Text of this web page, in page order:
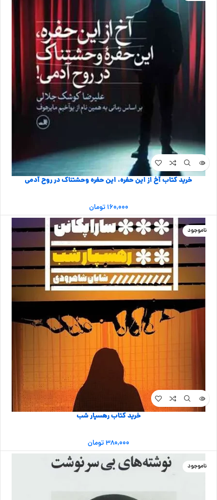
خرید کتاب آخ از این حفره، این حفره وحشتناک در روح آدمی
۱۶۰,۰۰۰ تومان
ناموجود
خرید کتاب رهسپار شب
۳۸۰,۰۰۰تومان
ناموجود